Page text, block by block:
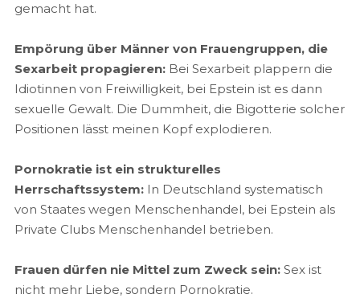
gemacht hat.
Empörung über Männer von Frauengruppen, die
Sexarbeit propagieren:Bei Sexarbeit plappern die
Idiotinnen von Freiwilligkeit, bei Epstein ist es dann
sexuelle Gewalt. Die Dummheit, die Bigotterie solcher
Positionen lässt meinen Kopf explodieren.
Pornokratie ist ein strukturelles
Herrschaftssystem:In Deutschland systematisch
von Staates wegen Menschenhandel, bei Epstein als
Private Clubs Menschenhandel betrieben.
Frauen dürfen nie Mittel zum Zweck sein:Sex ist
nicht mehr Liebe, sondern Pornokratie.